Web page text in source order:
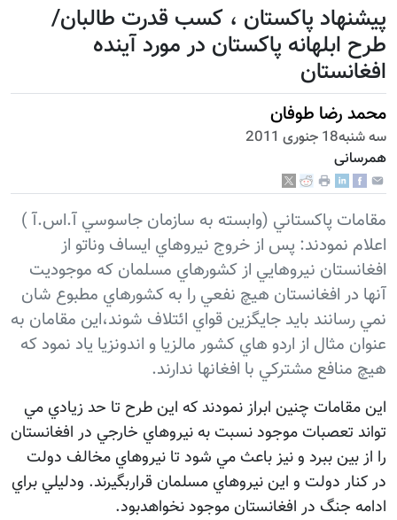
پيشنهاد پاكستان ، كسب قدرت طالبان/
طرح ابلهانه پاكستان در مورد آينده
افغانستان
محمد رضا طوفان
سه شنبه18 جنوری 2011
همرسانی
مقامات پاكستاني (وابسته به سازمان جاسوسي آ.اس.آ )‌
اعلام نمودند: پس از خروج نيروهاي ايساف وناتو از
افغانستان نيروهايي از كشورهاي مسلمان كه موجوديت
آنها در افغانستان هيچ نفعي را به كشورهاي مطبوع شان
نمي رسانند بايد جايگزين قواي ائتلاف شوند،اين مقامان به
عنوان مثال از اردو هاي كشور مالزيا و اندونزيا ياد نمود كه
هيچ منافع مشتركي با افغانها ندارند.
اين مقامات چنين ابراز نمودند كه اين طرح تا حد زيادي مي
تواند تعصبات موجود نسبت به نيروهاي خارجي در افغانستان
را از بين ببرد و نيز باعث مي شود تا نيروهاي مخالف دولت
در كنار دولت و اين نيروهاي مسلمان قراربگيرند. ودليلي براي
ادامه جنگ در افغانستان موجود نخواهدبود.